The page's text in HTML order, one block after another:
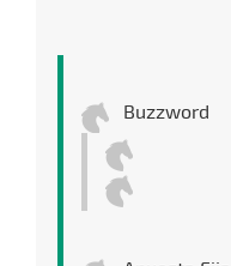
Buzzword